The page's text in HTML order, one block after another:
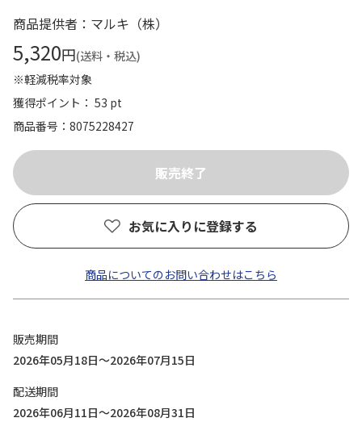
商品提供者：マルキ（株）
5,320円(送料・税込)
※軽減税率対象
獲得ポイント： 53 pt
商品番号
8075228427
お気に入りに登録する
商品についてのお問い合わせはこちら
販売期間
2026年05月18日～2026年07月15日
配送期間
2026年06月11日～2026年08月31日